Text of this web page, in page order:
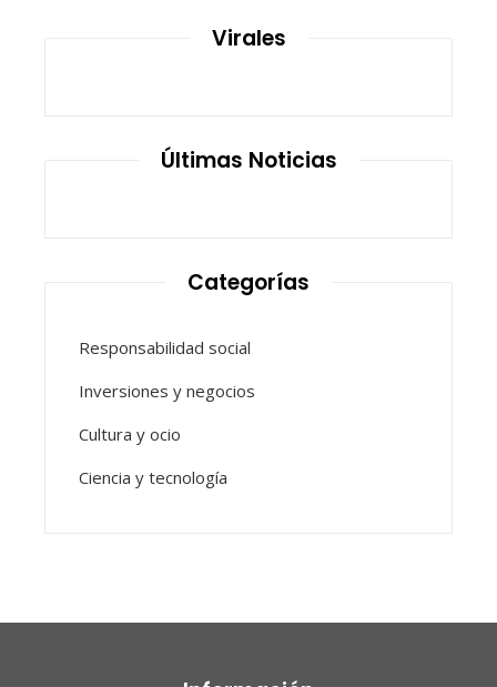
Virales
Últimas Noticias
Categorías
Responsabilidad social
Inversiones y negocios
Cultura y ocio
Ciencia y tecnología